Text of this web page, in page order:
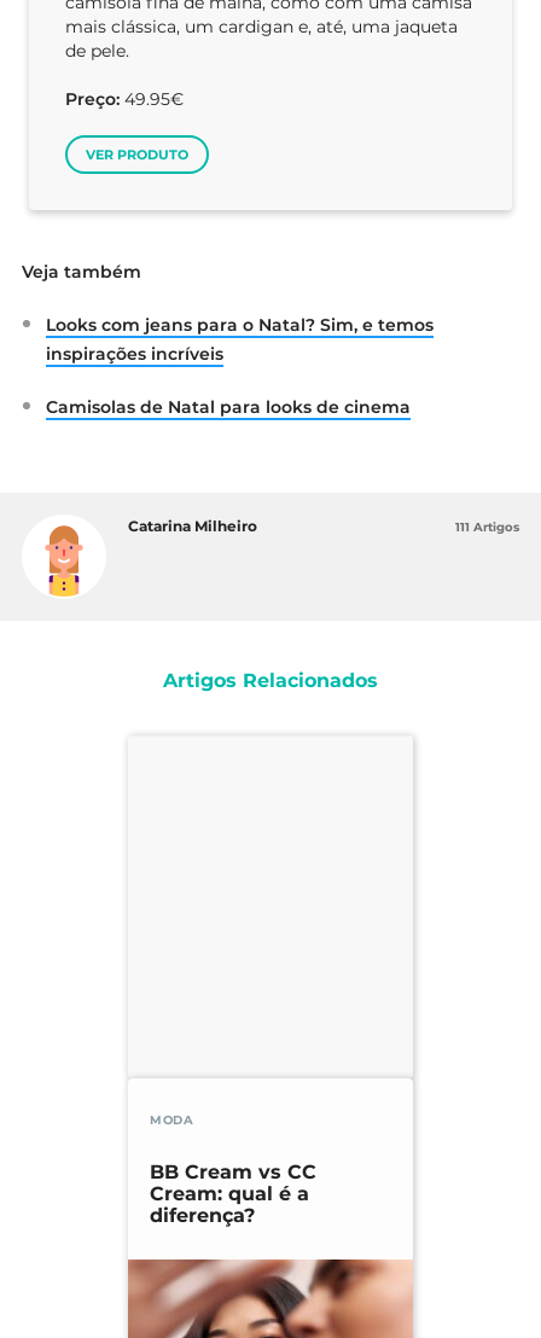
mais clássica, um cardigan e, até, uma jaqueta
de pele.
Preço: 49.95€
VER PRODUTO
Veja também
Looks com jeans para o Natal? Sim, e temos
inspirações incríveis
Camisolas de Natal para looks de cinema
Catarina Milheiro 111 Artigos
Artigos Relacionados
MODA
BB Cream vs CC
Cream: qual é a
diferença?